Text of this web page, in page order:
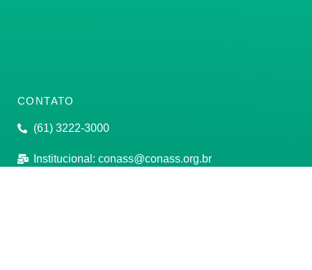
CONTATO
(61) 3222-3000
Institucional: conass@conass.org.br